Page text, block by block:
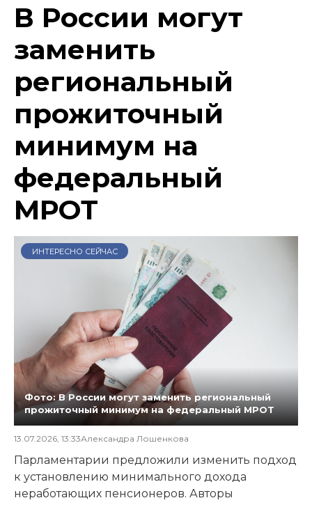
В России могут
заменить
региональный
прожиточный
минимум на
федеральный
МРОТ
ИНТЕРЕСНО СЕЙЧАС
Фото: В России могут заменить региональный
прожиточный минимум на федеральный МРОТ
13.07.2026, 13:33Александра Лошенкова
Парламентарии предложили изменить подход
к установлению минимального дохода
неработающих пенсионеров. Авторы